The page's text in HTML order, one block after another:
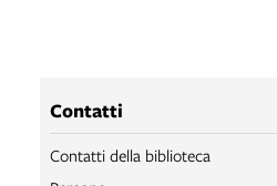
Contatti
Contatti della biblioteca